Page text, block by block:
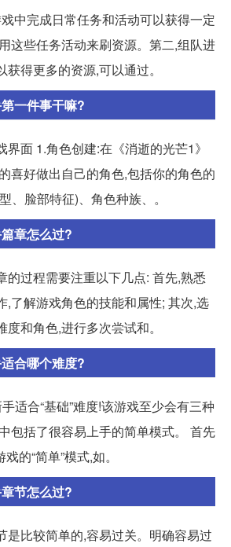
中完成日常任务和活动可以获得一定
这些任务活动来刷资源。第二,组队进
得更多的资源,可以通过。
一件事干嘛?
面 1.角色创建:在《消逝的光芒1》
喜好做出自己的角色,包括你的角色的
、脸部特征)、角色种族、。
章怎么过?
的过程需要注重以下几点: 首先,熟悉
,了解游戏角色的技能和属性; 其次,选
和角色,进行多次尝试和。
合哪个难度?
适合“基础”难度!该游戏至少会有三种
包括了很容易上手的简单模式。 首先
的“简单”模式,如。
节怎么过?
是比较简单的,容易过关。明确容易过